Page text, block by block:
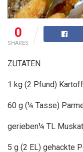
0
SHARES
ZUTATEN
1 kg (2 Pfund)
60 g (¼ Tasse)
gerieben¼ TL
5 g (2 EL) gehackte